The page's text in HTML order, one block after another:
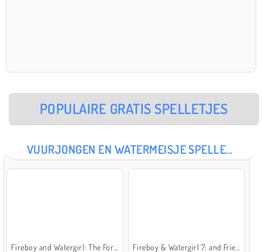
POPULAIRE GRATIS SPELLETJES
VUURJONGEN EN WATERMEISJE SPELLETJES